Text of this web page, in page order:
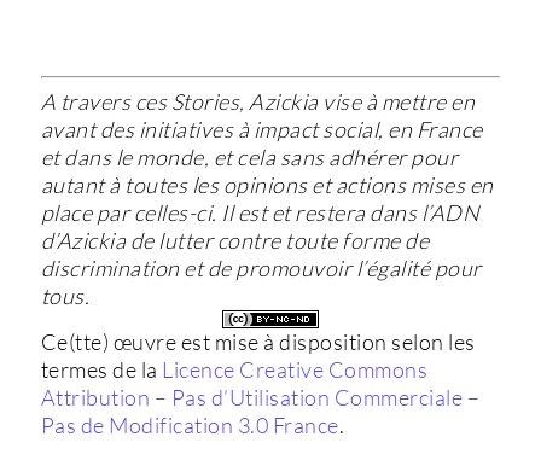
A travers ces Stories, Azickia vise à mettre en
avant des initiatives à impact social, en France
et dans le monde, et cela sans adhérer pour
autant à toutes les opinions et actions mises en
place par celles-ci. Il est et restera dans l’ADN
d’Azickia de lutter contre toute forme de
discrimination et de promouvoir l’égalité pour
tous.
Ce(tte) œuvre est mise à disposition selon les
termes de la Licence Creative Commons
Attribution – Pas d’Utilisation Commerciale –
Pas de Modification 3.0 France.